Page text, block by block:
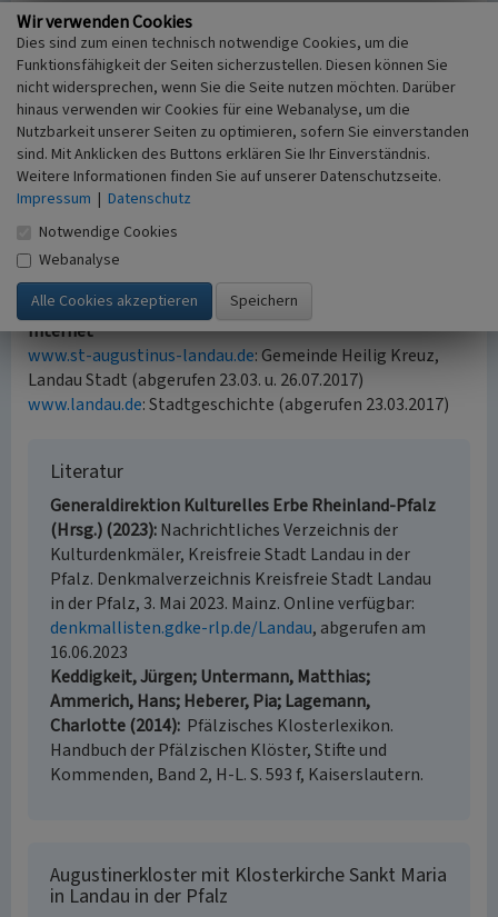
Kulturdenkmal
Das Objekt ist ein eingetragenes Kulturdenkmal nach § 8
Denkmalschutzgesetz (DSchG), der Eintrag lautet:„ehem.
Augustinerkloster (jetzt teils Pfarrheim, teils Stadtbauamt),
im Wesentlichen spätbarocke Anlage, Mansarddachbauten,
bez. 1739, 1750 und 1781; spätgotischer Kreuzgang, Mitte
15. Jh., Erweiterung 18. Jh.; am Nordflügel spätgotische
Pforte, bez. 1484, dort Lapidarium und barockes Kruzifix,
bez. 1751“ (Denkmalverzeichnis 2016, S. 4).
(Monika Vogel, Struktur- und Genehmigungsdirektion Süd,
2017)
Internet
www.st-augustinus-landau.de: Gemeinde Heilig Kreuz,
Landau Stadt (abgerufen 23.03. u. 26.07.2017)
www.landau.de: Stadtgeschichte (abgerufen 23.03.2017)
Literatur
Generaldirektion Kulturelles Erbe Rheinland-Pfalz
(Hrsg.) (2023) Nachrichtliches Verzeichnis der
Kulturdenkmäler, Kreisfreie Stadt Landau in der
Pfalz. Denkmalverzeichnis Kreisfreie Stadt Landau
in der Pfalz, 3. Mai 2023. Mainz. Online verfügbar:
denkmallisten.gdke-rlp.de/Landau, abgerufen am
16.06.2023
Keddigkeit, Jürgen; Untermann, Matthias;
Ammerich, Hans; Heberer, Pia; Lagemann,
Charlotte (2014) Pfälzisches Klosterlexikon.
Handbuch der Pfälzischen Klöster, Stifte und
Kommenden, Band 2, H-L. S. 593 f, Kaiserslautern.
Augustinerkloster mit Klosterkirche Sankt Maria
in Landau in der Pfalz
Wir verwenden Cookies
Dies sind zum einen technisch notwendige Cookies, um die
Funktionsfähigkeit der Seiten sicherzustellen. Diesen können Sie
nicht widersprechen, wenn Sie die Seite nutzen möchten. Darüber
hinaus verwenden wir Cookies für eine Webanalyse, um die
Nutzbarkeit unserer Seiten zu optimieren, sofern Sie einverstanden
sind. Mit Anklicken des Buttons erklären Sie Ihr Einverständnis.
Weitere Informationen finden Sie auf unserer Datenschutzseite.
Impressum | Datenschutz
Notwendige Cookies
Webanalyse